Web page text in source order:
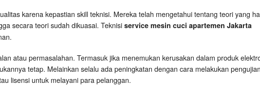
karena kepastian skill teknisi. Mereka telah mengetahui tentang teori yang
secara teori sudah dikuasai. Teknisi service mesin cuci apartemen Jakarta
atau permasalahan. Termasuk jika menemukan kerusakan dalam produk
tetap. Melainkan selalu ada peningkatan dengan cara melakukan
lisensi untuk melayani para pelanggan.